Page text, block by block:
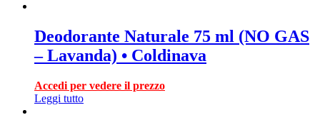
Deodorante Naturale 75 ml (NO GAS
– Lavanda) • Coldinava
Accedi per vedere il prezzo
Leggi tutto